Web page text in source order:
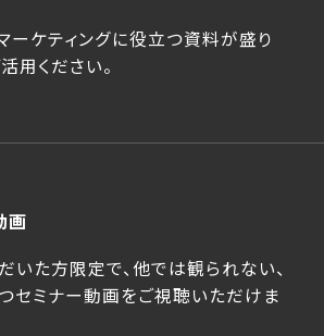
ーケティングに役立つ資料が盛り
用ください。
画
いた方限定で、他では観られない、
セミナー動画をご視聴いただけま